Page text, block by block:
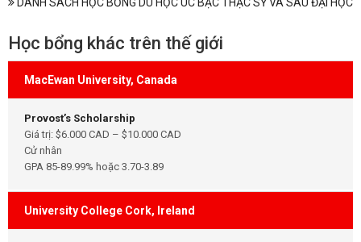
Học bổng khác trên thế giới
MacEwan University, Canada
Provost’s Scholarship
Giá trị: $6.000 CAD – $10.000 CAD
Cử nhân
GPA 85-89.99% hoặc 3.70-3.89
University College Cork, Ireland